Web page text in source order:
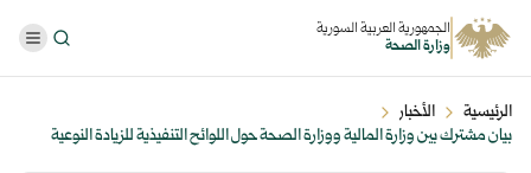
الجمهورية العربية السورية
وزارة الصحة
الرئيسية
الأخبار
بيان مشترك بين وزارة المالية ووزارة الصحة حول اللوائح التنفيذية للزيادة النوعية